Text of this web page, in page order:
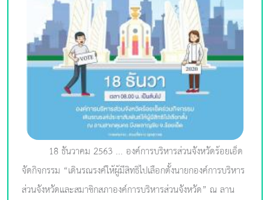
18 ธันวาคม 2563 ... องค์การบริหารส่วนจังหวัดร้อยเอ็ด
จัดกิจกรรม “เดินรณรงค์ให้ผู้มีสิทธิไปเลือกตั้งนายกองค์การบริหาร
ส่วนจังหวัดและสมาชิกสภาองค์การบริหารส่วนจังหวัด” ณ ลาน